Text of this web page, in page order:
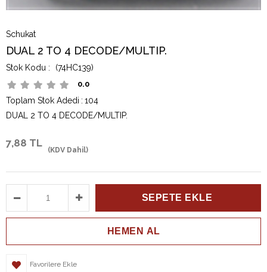
Schukat
DUAL 2 TO 4 DECODE/MULTIP.
(74HC139)
0.0
Toplam Stok Adedi : 104
DUAL 2 TO 4 DECODE/MULTIP.
7,88 TL
(KDV Dahil)
Favorilere Ekle